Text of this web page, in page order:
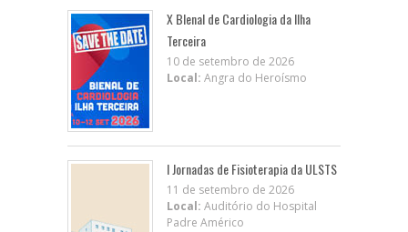
X BIenal de Cardiologia da Ilha
Terceira
10 de setembro de 2026
Local: Angra do Heroísmo
I Jornadas de Fisioterapia da ULSTS
11 de setembro de 2026
Local: Auditório do Hospital
Padre Américo